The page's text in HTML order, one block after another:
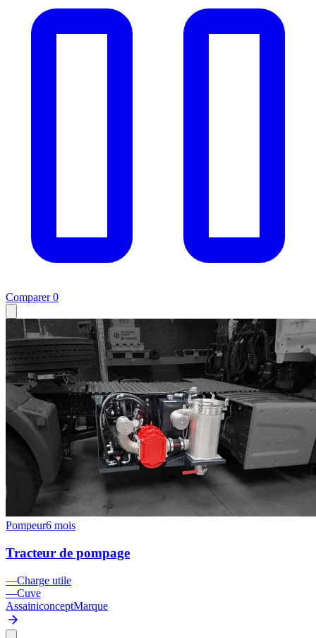
Comparer0
Pompeur6 mois
Tracteur de pompage
—Charge utile
—Cuve
AssainiconceptMarque